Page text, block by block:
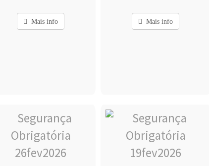
Mais info Mais info